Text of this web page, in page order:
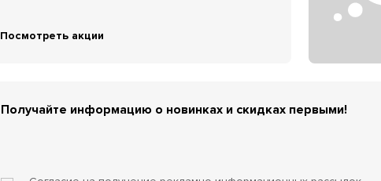
Посмотреть акции
Получайте информацию о новинках и скидках первыми!